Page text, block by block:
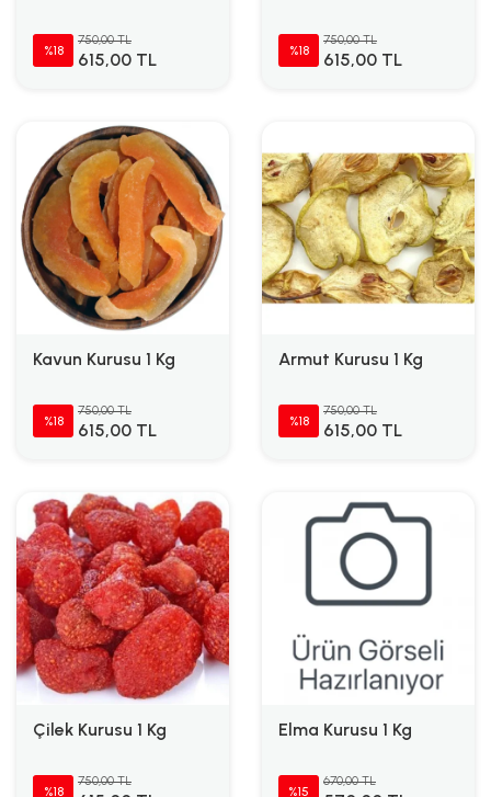
%18
750,00 TL
615,00 TL %18
750,00 TL
615,00 TL
Kavun Kurusu 1 Kg
%18
750,00 TL
615,00 TL
Armut Kurusu 1 Kg
%18
750,00 TL
615,00 TL
Çilek Kurusu 1 Kg
%18
750,00 TL
Elma Kurusu 1 Kg
%15
670,00 TL